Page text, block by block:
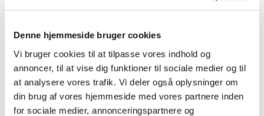
Denne hjemmeside bruger cookies
Vi bruger cookies til at tilpasse vores indhold og
annoncer, til at vise dig funktioner til sociale medier og til
at analysere vores trafik. Vi deler også oplysninger om
din brug af vores hjemmeside med vores partnere inden
for sociale medier, annonceringspartnere og
2024 (224)
2022 (197)
2021 (516)
2020 (263)
2019 (159)
2018 (150)